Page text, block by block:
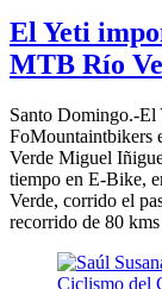
El Yeti
MTB Río
Santo Domingo.-El
FoMountaintbikers
Verde Miguel
tiempo en E-Bike,
Verde, corrido el
recorrido de 80